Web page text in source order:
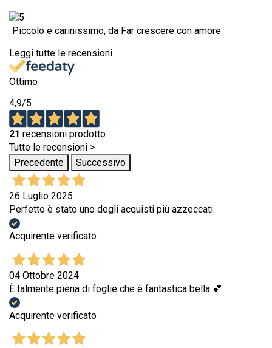
Piccolo e carinissimo, da Far crescere con amore
Leggi tutte le recensioni
Ottimo
4,9/5
21 recensioni prodotto
Tutte le recensioni >
Precedente
Successivo
26 Luglio 2025
Perfetto è stato uno degli acquisti più azzeccati.
Acquirente verificato
04 Ottobre 2024
È talmente piena di foglie che è fantastica bella 💕
Acquirente verificato